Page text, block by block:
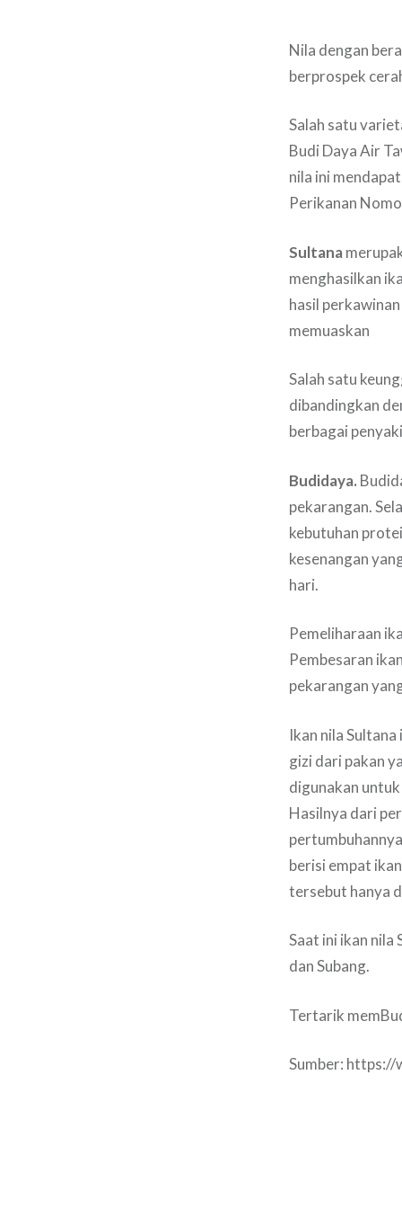
Nila dengan
berprospek
Salah satu
Budi Daya Air
nila ini
Perikanan
Sultana
menghasilkan
hasil
memuaskan
Salah satu
dibandingkan
berbagai
Budidaya.
pekarangan.
kebutuhan
kesenangan
hari.
Pemeliharaan
Pembesaran
pekarangan
Ikan nila
gizi dari pakan
digunakan
Hasilnya dari
berisi empat
tersebut hanya
Saat ini ikan nila
dan Subang.
Tertarik
Sumber: https://